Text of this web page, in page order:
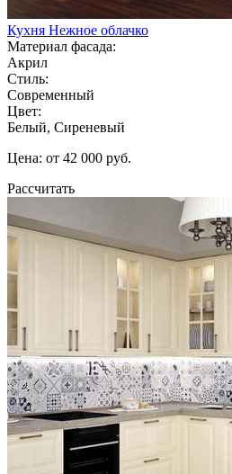
Кухня Нежное облачко
Материал фасада:
Акрил
Стиль:
Современный
Цвет:
Белый, Сиреневый
Цена: от 42 000 руб.
Рассчитать